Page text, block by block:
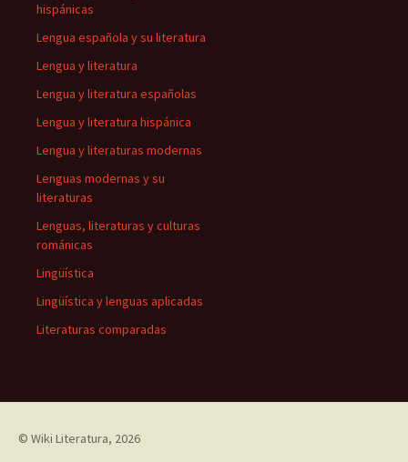
hispánicas
Lengua española y su literatura
Lengua y literatura
Lengua y literatura españolas
Lengua y literatura hispánica
Lengua y literaturas modernas
Lenguas modernas y su
literaturas
Lenguas, literaturas y culturas
románicas
Lingüística
Lingüística y lenguas aplicadas
Literaturas comparadas
© Wiki Literatura, 2026